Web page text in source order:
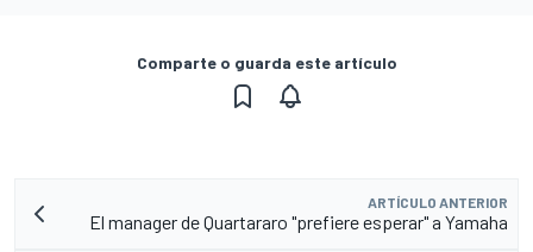
Comparte o guarda este artículo
ARTÍCULO ANTERIOR
El manager de Quartararo "prefiere esperar" a Yamaha